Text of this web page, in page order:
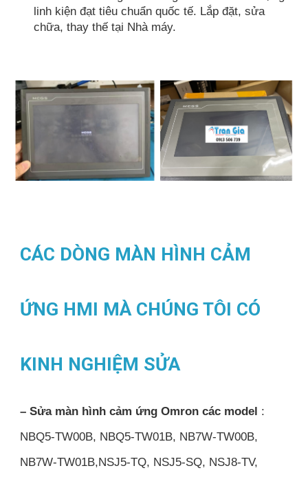
linh kiện đạt tiêu chuẩn quốc tế. Lắp đặt, sửa
chữa, thay thế tại Nhà máy.
CÁC DÒNG MÀN HÌNH CẢM
ỨNG HMI MÀ CHÚNG TÔI CÓ
KINH NGHIỆM SỬA
– Sửa màn hình cảm ứng Omron các model :
NBQ5-TW00B, NBQ5-TW01B, NB7W-TW00B,
NB7W-TW01B,NSJ5-TQ, NSJ5-SQ, NSJ8-TV,